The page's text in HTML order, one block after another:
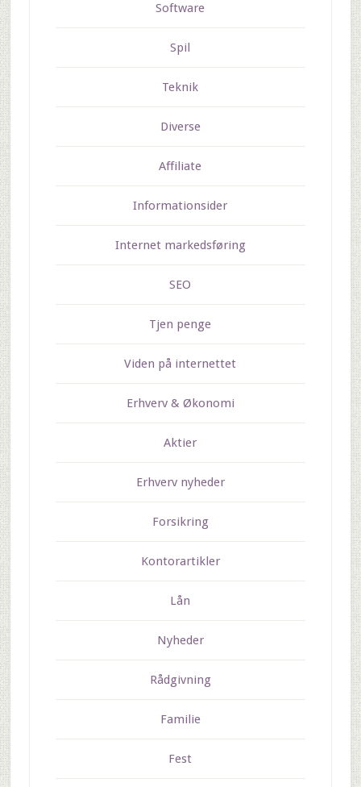
Software
Spil
Teknik
Diverse
Affiliate
Informationsider
Internet markedsføring
SEO
Tjen penge
Viden på internettet
Erhverv & Økonomi
Aktier
Erhverv nyheder
Forsikring
Kontorartikler
Lån
Nyheder
Rådgivning
Familie
Fest